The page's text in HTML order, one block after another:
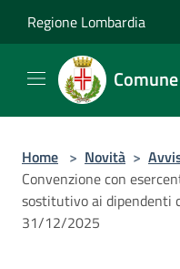
Regione Lombardia
Home > Novità >
Convenzione con
sostitutivo ai dipendenti
31/12/2025